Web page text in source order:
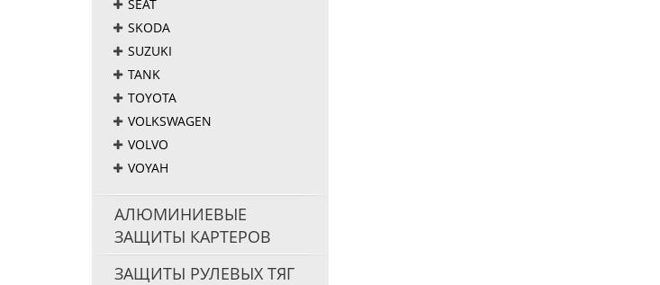
SEAT
SKODA
SUZUKI
TANK
TOYOTA
VOLKSWAGEN
VOLVO
VOYAH
АЛЮМИНИЕВЫЕ
ЗАЩИТЫ КАРТЕРОВ
ЗАЩИТЫ РУЛЕВЫХ ТЯГ